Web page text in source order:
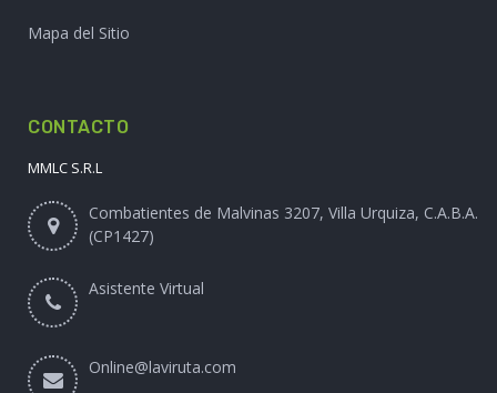
Mapa del Sitio
CONTACTO
MMLC S.R.L
Combatientes de Malvinas 3207, Villa Urquiza, C.A.B.A.
(CP1427)
Asistente Virtual
Online@laviruta.com